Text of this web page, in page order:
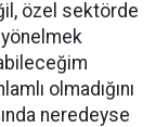
özel sektörde
olmadığını
neredeyse